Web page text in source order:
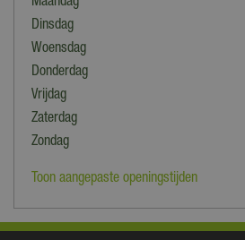
Dinsdag
Woensdag
Donderdag
Vrijdag
Zaterdag
Zondag
Toon aangepaste openingstijden